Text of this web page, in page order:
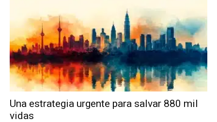
Una estrategia urgente para salvar 880 mil
vidas